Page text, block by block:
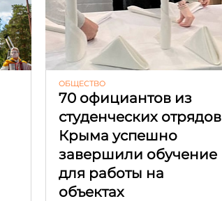
ОБЩЕСТВО
70 официантов из
студенческих отрядов
Крыма успешно
завершили обучение
для работы на
объектах